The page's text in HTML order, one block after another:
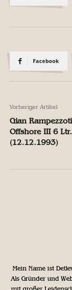
Facebook
Vorheriger Artikel
Gian
Offshore III 6 Ltr.
(12.12.1993)
Mein Name ist
Als Gründer und